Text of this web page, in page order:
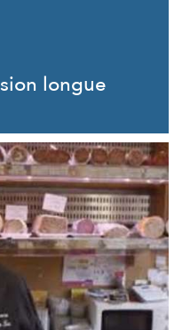
longue